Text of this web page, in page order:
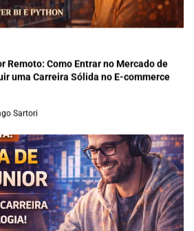
Remoto: Como Entrar no Mercado de
uma Carreira Sólida no E-commerce
Sartori